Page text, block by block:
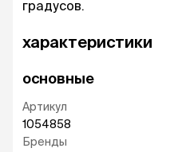
градусов.
характеристики
основные
Артикул
1054858
Бренды